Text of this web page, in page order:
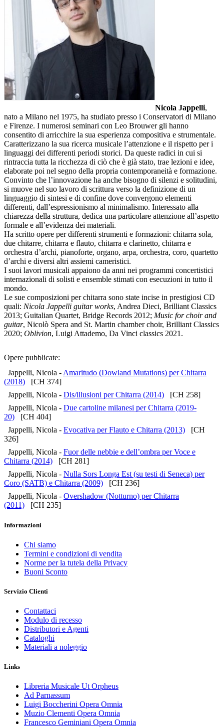
Nicola Jappelli,
nato a Milano nel 1975, ha studiato presso i Conservatori di Milano
e Firenze. I numerosi seminari con Leo Brouwer gli hanno
consentito di arricchire la sua esperienza compositiva e strumentale.
Caratterizzano la sua ricerca musicale l’attenzione e il rispetto per i
linguaggi dei differenti periodi storici. Da queste radici in cui si
rintraccia tutta la ricchezza di ciò che è già stato, trae lezioni e idee,
elaborate poi nel segno della propria contemporaneità e formazione.
Convinto che l’innovazione ha anche bisogno di silenzi e solitudini,
si muove nel suo lavoro di scrittura verso la definizione di un
linguaggio di sintesi e di confine dove convergono elementi
differenti, dall’espressionismo al minimalismo. Interessato alla
chiarezza della struttura, dedica una particolare attenzione all’aspetto
formale e all’evidenza dei materiali.
Ha scritto opere per differenti strumenti e formazioni: chitarra sola,
due chitarre, chitarra e flauto, chitarra e clarinetto, chitarra e
orchestra d’archi, pianoforte, organo, arpa, orchestra, coro, quartetto
d’archi e diversi altri assiemi cameristici.
I suoi lavori musicali appaiono da anni nei programmi concertistici
internazionali di solisti e ensemble stimati con esecuzioni in tutto il
mondo.
Le sue composizioni per chitarra sono state incise in prestigiosi CD
quali: Nicola Jappelli guitar works, Andrea Dieci, Brilliant Classics
2013; Guitalian Quartet, Bridge Records 2012; Music for choir and
guitar, Nicolò Spera and St. Martin chamber choir, Brilliant Classics
2020; Oblivion, Luigi Attademo, Da Vinci classics 2021.
Opere pubblicate:
Jappelli, Nicola -Amaritudo (Dowland Mutations) per Chitarra
(2018) [CH 374]
Jappelli, Nicola - Dis/illusioni per Chitarra (2014) [CH 258]
Jappelli, Nicola - Due cartoline milanesi per Chitarra (2019-
20) [CH 404]
Jappelli, Nicola - Evocativa per Flauto e Chitarra (2013) [CH
326]
Jappelli, Nicola - Fuor delle nebbie e dell’ombra per Voce e
Chitarra (2014) [CH 281]
Jappelli, Nicola - Nulla Sors Longa Est (su testi di Seneca) per
Coro (SATB) e Chitarra (2009) [CH 236]
Jappelli, Nicola - Overshadow (Notturno) per Chitarra
(2011) [CH 235]
Informazioni
Chi siamo
Termini e condizioni di vendita
Norme per la tutela della Privacy
Buoni Sconto
Servizio Clienti
Contattaci
Modulo di recesso
Distributori e Agenti
Cataloghi
Materiali a noleggio
Links
Libreria Musicale Ut Orpheus
Ad Parnassum
Luigi Boccherini Opera Omnia
Muzio Clementi Opera Omnia
Francesco Geminiani Opera Omnia